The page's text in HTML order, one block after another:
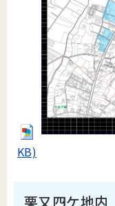
KB)
栗又四ケ地内